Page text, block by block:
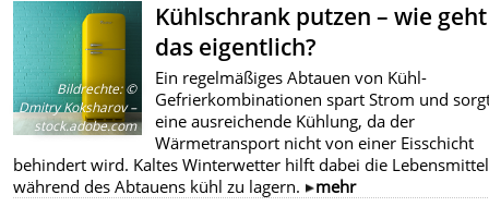
Bildrechte:©
Dmitry Koksharov –
stock.adobe.com
Kühlschrank putzen – wie geht
das eigentlich?
Ein regelmäßiges Abtauen von Kühl-
Gefrierkombinationen spart Strom und
eine ausreichende Kühlung, da der
Wärmetransport nicht von einer Eisschicht
behindert wird. Kaltes Winterwetter hilft dabei die Lebensmittel
während des Abtauens kühl zu lagern.
mehr